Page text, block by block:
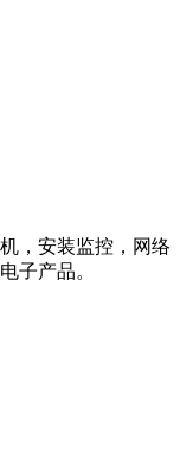
，安装监控，网络
子产品。